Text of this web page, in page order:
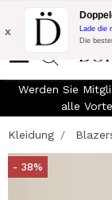
Blitzangebot:
x
Lade die
Die
Werden Sie
alle
Kleidung
- 38%